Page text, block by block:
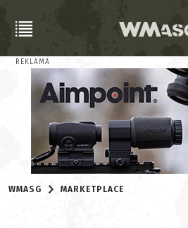
REKLAMA
WMASG MARKETPLACE